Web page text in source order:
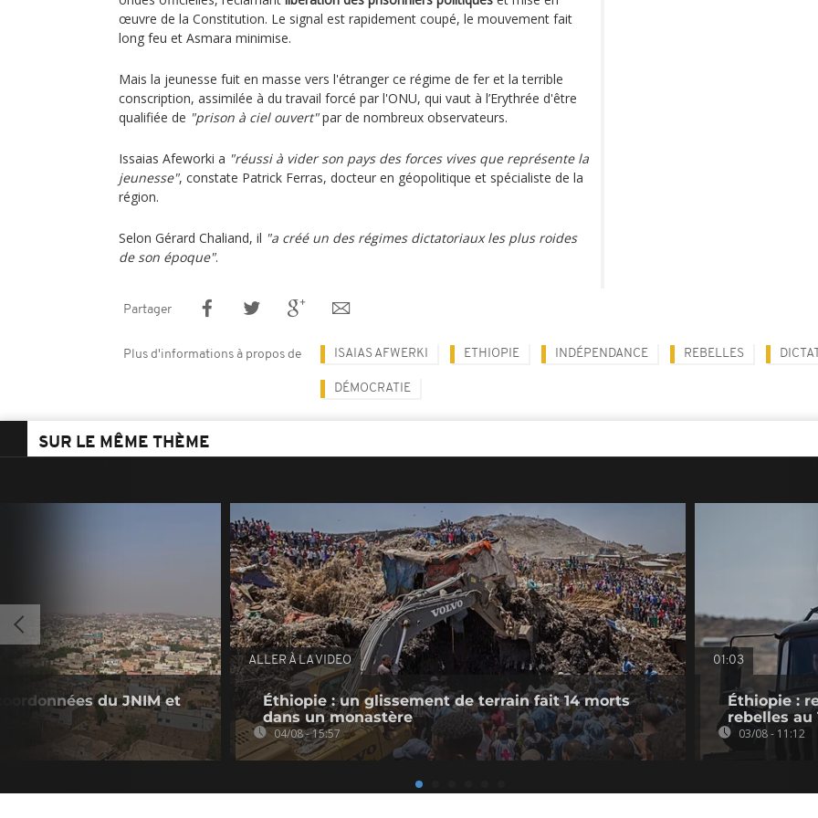
œuvre de la Constitution. Le signal est rapidement coupé, le mouvement fait
long feu et Asmara minimise.
Mais la jeunesse fuit en masse vers l'étranger ce régime de fer et la terrible
conscription, assimilée à du travail forcé par l'ONU, qui vaut à l’Erythrée d'être
qualifiée de "prison à ciel ouvert"par de nombreux observateurs.
Issaias Afeworki a "réussi à vider son pays des forces vives que représente la
jeunesse", constate Patrick Ferras, docteur en géopolitique et spécialiste de la
région.
Selon Gérard Chaliand, il "a créé un des régimes dictatoriaux les plus roides
de son époque".
Partager
Plus d'informations à propos de ISAIAS AFWERKI ETHIOPIE INDÉPENDANCE REBELLES
DÉMOCRATIE
SUR LE MÊME THÈME
du JNIM et
ALLER À LA VIDEO
Éthiopie : un glissement de terrain fait 14 morts
dans un monastère
04/08 - 15:57
01:03
Éthiopie :
rebelles au
03/08 - 11:12